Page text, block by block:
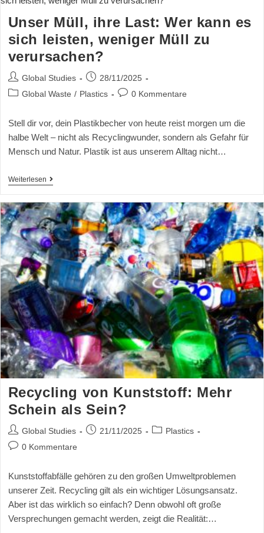
Unser Müll, ihre Last: Wer kann es
sich leisten, weniger Müll zu
verursachen?
Global Studies
28/11/2025
Global Waste / Plastics 0 Kommentare
Stell dir vor, dein Plastikbecher von heute reist morgen um die
halbe Welt – nicht als Recyclingwunder, sondern als Gefahr für
Mensch und Natur. Plastik ist aus unserem Alltag nicht…
Weiterlesen
Recycling von Kunststoff: Mehr
Schein als Sein?
Global Studies 21/11/2025
Plastics
0 Kommentare
Kunststoffabfälle gehören zu den großen Umweltproblemen
unserer Zeit. Recycling gilt als ein wichtiger Lösungsansatz.
Aber ist das wirklich so einfach? Denn obwohl oft große
Versprechungen gemacht werden, zeigt die Realität:…